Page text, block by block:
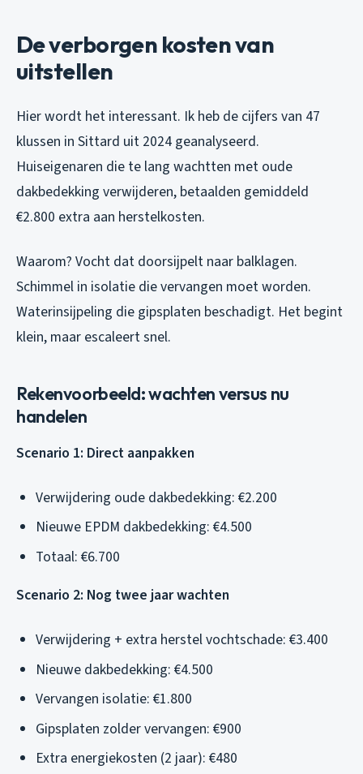
De verborgen kosten van
uitstellen
Hier wordt het interessant. Ik heb de cijfers van 47
klussen in Sittard uit 2024 geanalyseerd.
Huiseigenaren die te lang wachtten met oude
dakbedekking verwijderen, betaalden gemiddeld
€2.800 extra aan herstelkosten.
Waarom? Vocht dat doorsijpelt naar balklagen.
Schimmel in isolatie die vervangen moet worden.
Waterinsijpeling die gipsplaten beschadigt. Het begint
klein, maar escaleert snel.
Rekenvoorbeeld: wachten versus nu
handelen
Scenario 1: Direct aanpakken
Verwijdering oude dakbedekking: €2.200
Nieuwe EPDM dakbedekking: €4.500
Totaal: €6.700
Scenario 2: Nog twee jaar wachten
Verwijdering + extra herstel vochtschade: €3.400
Nieuwe dakbedekking: €4.500
Vervangen isolatie: €1.800
Gipsplaten zolder vervangen: €900
Extra energiekosten (2 jaar): €480